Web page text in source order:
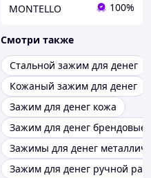
MONTELLO 100%
Смотри также
Стальной зажим для денег
Кожаный зажим для денег
Зажим для денег кожа
Зажим для денег брендовые
Зажимы для денег
Зажим для денег ручной